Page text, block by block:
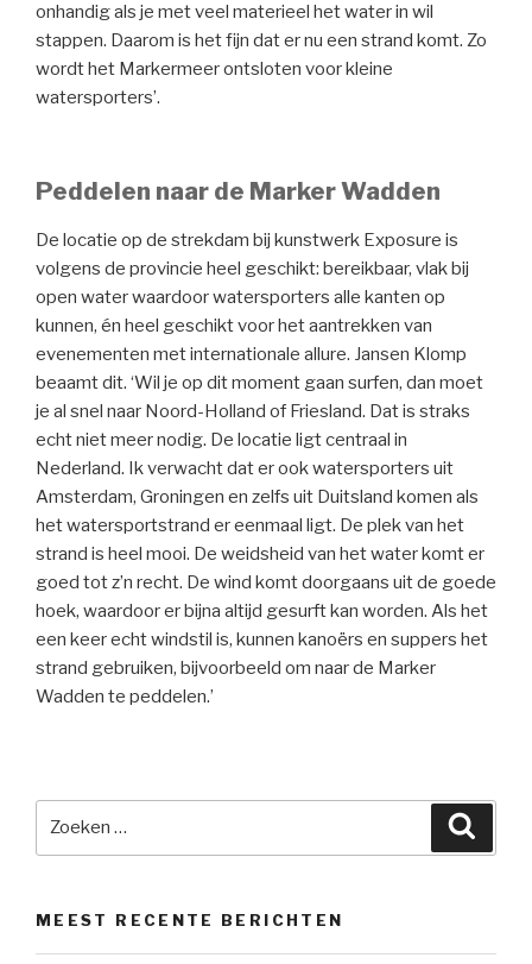
onhandig als je met veel materieel het water in wil
stappen. Daarom is het fijn dat er nu een strand komt. Zo
wordt het Markermeer ontsloten voor kleine
watersporters’.
Peddelen naar de Marker Wadden
De locatie op de strekdam bij kunstwerk Exposure is
volgens de provincie heel geschikt: bereikbaar, vlak bij
open water waardoor watersporters alle kanten op
kunnen, én heel geschikt voor het aantrekken van
evenementen met internationale allure. Jansen Klomp
beaamt dit. ‘Wil je op dit moment gaan surfen, dan moet
je al snel naar Noord-Holland of Friesland. Dat is straks
echt niet meer nodig. De locatie ligt centraal in
Nederland. Ik verwacht dat er ook watersporters uit
Amsterdam, Groningen en zelfs uit Duitsland komen als
het watersportstrand er eenmaal ligt. De plek van het
strand is heel mooi. De weidsheid van het water komt er
goed tot z’n recht. De wind komt doorgaans uit de goede
hoek, waardoor er bijna altijd gesurft kan worden. Als het
een keer echt windstil is, kunnen kanoërs en suppers het
strand gebruiken, bijvoorbeeld om naar de Marker
Wadden te peddelen.’
MEEST RECENTE BERICHTEN